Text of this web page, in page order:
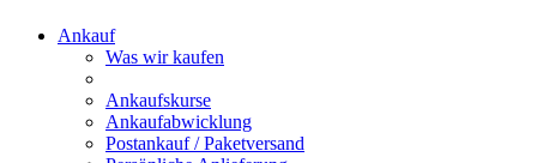
Ankauf
Was wir kaufen
Ankaufskurse
Ankaufabwicklung
Postankauf / Paketversand